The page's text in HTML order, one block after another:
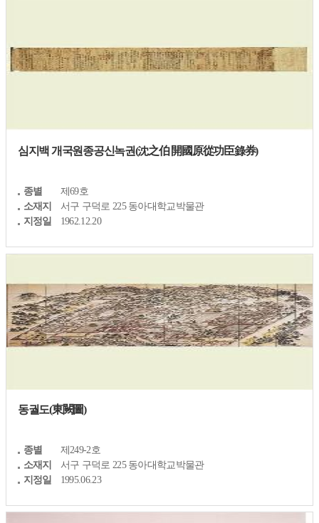
심지백 개국원종공신녹권(沈之伯 開國原從功臣錄券)
종별
제69호
소재지
서구 구덕로 225 동아대학교박물관
지정일
1962.12.20
동궐도(東闕圖)
종별
제249-2호
소재지
서구 구덕로 225 동아대학교박물관
지정일
1995.06.23